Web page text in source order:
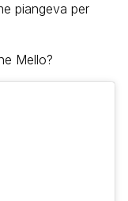
piangeva per
Mello?